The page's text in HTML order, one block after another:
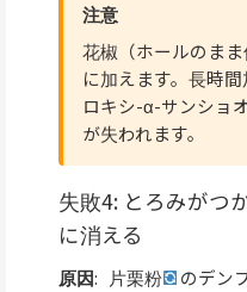
注意
花椒（ホールのま
に加えます。長時
ロキシ-α-サンショ
が失われます。
失敗4: とろみがつ
に消える
原因: 片栗粉
のデン